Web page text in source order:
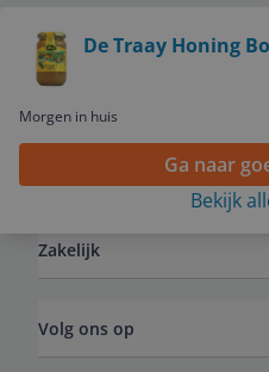
De Traay Honing
Morgen in huis
Ga naar
Bekijk
Service
Zakelijk
Volg ons op